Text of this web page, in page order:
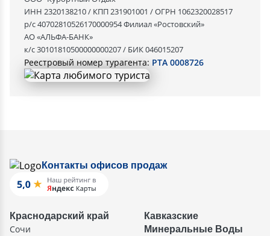
ИНН 2320138210 / КПП 231901001 / ОГРН 1062320028517
р/с 40702810526170000954 Филиал «Ростовский»
АО «АЛЬФА-БАНК»
к/с 30101810500000000207 / БИК 046015207
Реестровый номер турагента: РТА 0008726
Контакты офисов продаж
Краснодарский край
Сочи
Кавказские
Минеральные Воды